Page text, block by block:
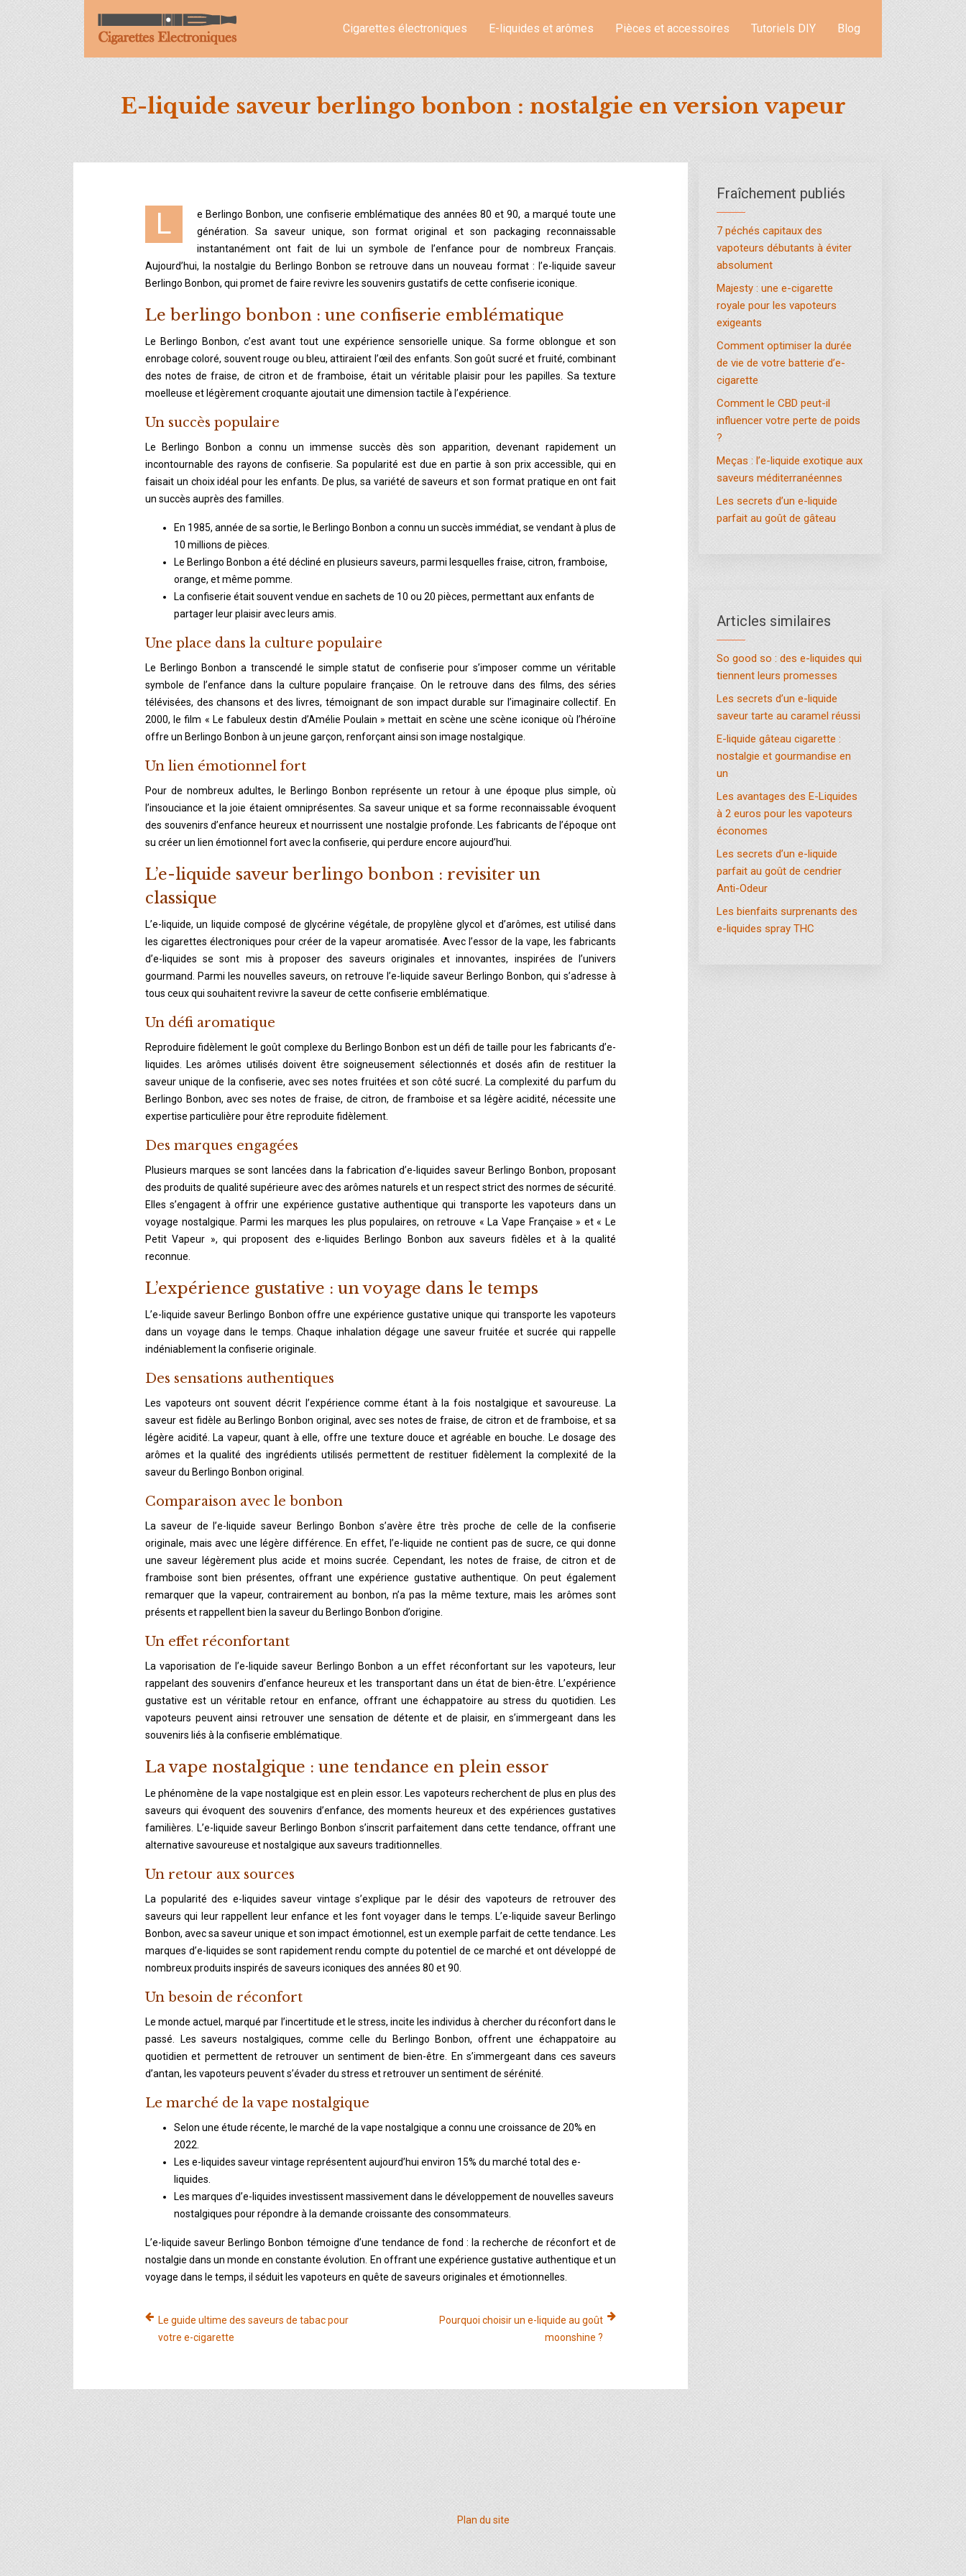
Cigarettes électroniques E-liquides et arômes Pièces et accessoires Tutoriels DIY Blog
E-liquide saveur berlingo bonbon : nostalgie en version vapeur
Le Berlingo Bonbon, une confiserie emblématique des années 80 et 90, a marqué toute une
génération. Sa saveur unique, son format original et son packaging reconnaissable
instantanément ont fait de lui un symbole de l’enfance pour de nombreux Français.
Aujourd’hui, la nostalgie du Berlingo Bonbon se retrouve dans un nouveau format : l’e-liquide saveur
Berlingo Bonbon, qui promet de faire revivre les souvenirs gustatifs de cette confiserie iconique.
Le berlingo bonbon : une confiserie emblématique
Le Berlingo Bonbon, c’est avant tout une expérience sensorielle unique. Sa forme oblongue et son
enrobage coloré, souvent rouge ou bleu, attiraient l’œil des enfants. Son goût sucré et fruité, combinant
des notes de fraise, de citron et de framboise, était un véritable plaisir pour les papilles. Sa texture
moelleuse et légèrement croquante ajoutait une dimension tactile à l’expérience.
Un succès populaire
Le Berlingo Bonbon a connu un immense succès dès son apparition, devenant rapidement un
incontournable des rayons de confiserie. Sa popularité est due en partie à son prix accessible, qui en
faisait un choix idéal pour les enfants. De plus, sa variété de saveurs et son format pratique en ont fait
un succès auprès des familles.
En 1985, année de sa sortie, le Berlingo Bonbon a connu un succès immédiat, se vendant à plus de
10 millions de pièces.
Le Berlingo Bonbon a été décliné en plusieurs saveurs, parmi lesquelles fraise, citron, framboise,
orange, et même pomme.
La confiserie était souvent vendue en sachets de 10 ou 20 pièces, permettant aux enfants de
partager leur plaisir avec leurs amis.
Une place dans la culture populaire
Le Berlingo Bonbon a transcendé le simple statut de confiserie pour s’imposer comme un véritable
symbole de l’enfance dans la culture populaire française. On le retrouve dans des films, des séries
télévisées, des chansons et des livres, témoignant de son impact durable sur l’imaginaire collectif. En
2000, le film « Le fabuleux destin d’Amélie Poulain » mettait en scène une scène iconique où l’héroïne
offre un Berlingo Bonbon à un jeune garçon, renforçant ainsi son image nostalgique.
Un lien émotionnel fort
Pour de nombreux adultes, le Berlingo Bonbon représente un retour à une époque plus simple, où
l’insouciance et la joie étaient omniprésentes. Sa saveur unique et sa forme reconnaissable évoquent
des souvenirs d’enfance heureux et nourrissent une nostalgie profonde. Les fabricants de l’époque ont
su créer un lien émotionnel fort avec la confiserie, qui perdure encore aujourd’hui.
L’e-liquide saveur berlingo bonbon : revisiter un
classique
L’e-liquide, un liquide composé de glycérine végétale, de propylène glycol et d’arômes, est utilisé dans
les cigarettes électroniques pour créer de la vapeur aromatisée. Avec l’essor de la vape, les fabricants
d’e-liquides se sont mis à proposer des saveurs originales et innovantes, inspirées de l’univers
gourmand. Parmi les nouvelles saveurs, on retrouve l’e-liquide saveur Berlingo Bonbon, qui s’adresse à
tous ceux qui souhaitent revivre la saveur de cette confiserie emblématique.
Un défi aromatique
Reproduire fidèlement le goût complexe du Berlingo Bonbon est un défi de taille pour les fabricants d’e-
liquides. Les arômes utilisés doivent être soigneusement sélectionnés et dosés afin de restituer la
saveur unique de la confiserie, avec ses notes fruitées et son côté sucré. La complexité du parfum du
Berlingo Bonbon, avec ses notes de fraise, de citron, de framboise et sa légère acidité, nécessite une
expertise particulière pour être reproduite fidèlement.
Des marques engagées
Plusieurs marques se sont lancées dans la fabrication d’e-liquides saveur Berlingo Bonbon, proposant
des produits de qualité supérieure avec des arômes naturels et un respect strict des normes de sécurité.
Elles s’engagent à offrir une expérience gustative authentique qui transporte les vapoteurs dans un
voyage nostalgique. Parmi les marques les plus populaires, on retrouve « La Vape Française » et « Le
Petit Vapeur », qui proposent des e-liquides Berlingo Bonbon aux saveurs fidèles et à la qualité
reconnue.
L’expérience gustative : un voyage dans le temps
L’e-liquide saveur Berlingo Bonbon offre une expérience gustative unique qui transporte les vapoteurs
dans un voyage dans le temps. Chaque inhalation dégage une saveur fruitée et sucrée qui rappelle
indéniablement la confiserie originale.
Des sensations authentiques
Les vapoteurs ont souvent décrit l’expérience comme étant à la fois nostalgique et savoureuse. La
saveur est fidèle au Berlingo Bonbon original, avec ses notes de fraise, de citron et de framboise, et sa
légère acidité. La vapeur, quant à elle, offre une texture douce et agréable en bouche. Le dosage des
arômes et la qualité des ingrédients utilisés permettent de restituer fidèlement la complexité de la
saveur du Berlingo Bonbon original.
Comparaison avec le bonbon
La saveur de l’e-liquide saveur Berlingo Bonbon s’avère être très proche de celle de la confiserie
originale, mais avec une légère différence. En effet, l’e-liquide ne contient pas de sucre, ce qui donne
une saveur légèrement plus acide et moins sucrée. Cependant, les notes de fraise, de citron et de
framboise sont bien présentes, offrant une expérience gustative authentique. On peut également
remarquer que la vapeur, contrairement au bonbon, n’a pas la même texture, mais les arômes sont
présents et rappellent bien la saveur du Berlingo Bonbon d’origine.
Un effet réconfortant
La vaporisation de l’e-liquide saveur Berlingo Bonbon a un effet réconfortant sur les vapoteurs, leur
rappelant des souvenirs d’enfance heureux et les transportant dans un état de bien-être. L’expérience
gustative est un véritable retour en enfance, offrant une échappatoire au stress du quotidien. Les
vapoteurs peuvent ainsi retrouver une sensation de détente et de plaisir, en s’immergeant dans les
souvenirs liés à la confiserie emblématique.
La vape nostalgique : une tendance en plein essor
Le phénomène de la vape nostalgique est en plein essor. Les vapoteurs recherchent de plus en plus des
saveurs qui évoquent des souvenirs d’enfance, des moments heureux et des expériences gustatives
familières. L’e-liquide saveur Berlingo Bonbon s’inscrit parfaitement dans cette tendance, offrant une
alternative savoureuse et nostalgique aux saveurs traditionnelles.
Un retour aux sources
La popularité des e-liquides saveur vintage s’explique par le désir des vapoteurs de retrouver des
saveurs qui leur rappellent leur enfance et les font voyager dans le temps. L’e-liquide saveur Berlingo
Bonbon, avec sa saveur unique et son impact émotionnel, est un exemple parfait de cette tendance. Les
marques d’e-liquides se sont rapidement rendu compte du potentiel de ce marché et ont développé de
nombreux produits inspirés de saveurs iconiques des années 80 et 90.
Un besoin de réconfort
Le monde actuel, marqué par l’incertitude et le stress, incite les individus à chercher du réconfort dans le
passé. Les saveurs nostalgiques, comme celle du Berlingo Bonbon, offrent une échappatoire au
quotidien et permettent de retrouver un sentiment de bien-être. En s’immergeant dans ces saveurs
d’antan, les vapoteurs peuvent s’évader du stress et retrouver un sentiment de sérénité.
Le marché de la vape nostalgique
Selon une étude récente, le marché de la vape nostalgique a connu une croissance de 20% en
2022.
Les e-liquides saveur vintage représentent aujourd’hui environ 15% du marché total des e-
liquides.
Les marques d’e-liquides investissent massivement dans le développement de nouvelles saveurs
nostalgiques pour répondre à la demande croissante des consommateurs.
L’e-liquide saveur Berlingo Bonbon témoigne d’une tendance de fond : la recherche de réconfort et de
nostalgie dans un monde en constante évolution. En offrant une expérience gustative authentique et un
voyage dans le temps, il séduit les vapoteurs en quête de saveurs originales et émotionnelles.
Le guide ultime des saveurs de tabac pour
votre e-cigarette
Pourquoi choisir un e-liquide au goût
moonshine ?
Fraîchement publiés
7 péchés capitaux des
vapoteurs débutants à éviter
absolument
Majesty : une e-cigarette
royale pour les vapoteurs
exigeants
Comment optimiser la durée
de vie de votre batterie d’e-
cigarette
Comment le CBD peut-il
influencer votre perte de poids
?
Meças : l’e-liquide exotique aux
saveurs méditerranéennes
Les secrets d’un e-liquide
parfait au goût de gâteau
Articles similaires
So good so : des e-liquides qui
tiennent leurs promesses
Les secrets d’un e-liquide
saveur tarte au caramel réussi
E-liquide gâteau cigarette :
nostalgie et gourmandise en
un
Les avantages des E-Liquides
à 2 euros pour les vapoteurs
économes
Les secrets d’un e-liquide
parfait au goût de cendrier
Anti-Odeur
Les bienfaits surprenants des
e-liquides spray THC
Plan du site